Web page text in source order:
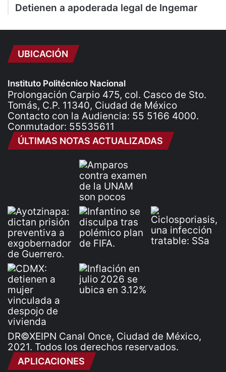
Detienen a apoderada legal de Ingemar
UBICACIÓN
Instituto Politécnico Nacional
Prolongación Carpio 475, col. Casco de Sto.
Tomás, C.P. 11340, Ciudad de México
Contacto con la Audiencia: 55 5166 4000.
Conmutador: 55535611
ÚLTIMAS NOTAS ACTUALIZADAS
DR©XEIPN Canal Once, Ciudad de México,
2021. Todos los derechos reservados.
APLICACIONES